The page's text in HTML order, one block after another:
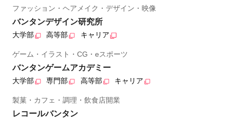
ファッション・ヘアメイク・デザイン・映像
バンタンデザイン研究所
大学部 高等部 キャリア
ゲーム・イラスト・CG・eスポーツ
バンタンゲームアカデミー
大学部 専門部 高等部 キャリア
製菓・カフェ・調理・飲食店開業
レコールバンタン